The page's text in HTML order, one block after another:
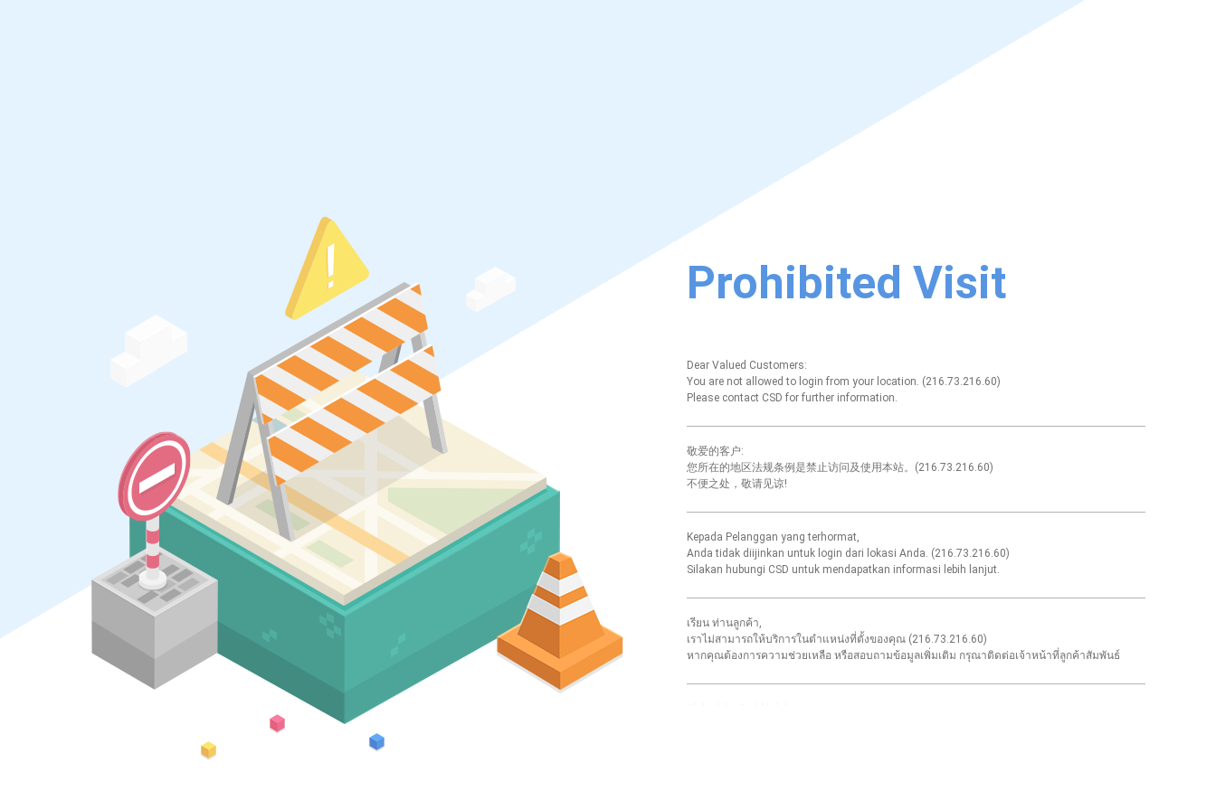
Prohibited Visit
Dear Valued Customers:
You are not allowed to login from your location. (216.73.216.60)
Please contact CSD for further information.
敬爱的客户:
您所在的地区法规条例是禁止访问及使用本站。(216.73.216.60)
不便之处，敬请见谅!
Kepada Pelanggan yang terhormat,
Anda tidak diijinkan untuk login dari lokasi Anda. (216.73.216.60)
Silakan hubungi CSD untuk mendapatkan informasi lebih lanjut.
เรียน ท่านลูกค้า,
เราไม่สามารถให้บริการในตำแหน่งที่ตั้งของคุณ (216.73.216.60)
หากคุณต้องการความช่วยเหลือ หรือสอบถามข้อมูลเพิ่มเติม กรุณาติดต่อเจ้าหน้าที่ลูกค้าสัมพันธ์